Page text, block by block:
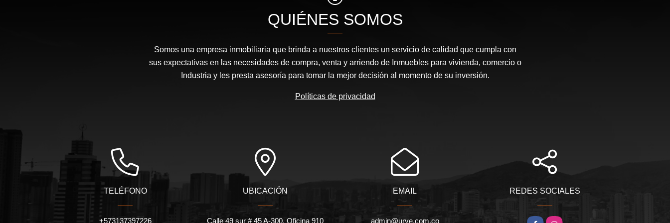
QUIÉNES SOMOS
Somos una empresa inmobiliaria que brinda a nuestros clientes un servicio de calidad que cumpla con
sus expectativas en las necesidades de compra, venta y arriendo de Inmuebles para vivienda, comercio o
Industria y les presta asesoría para tomar la mejor decisión al momento de su inversión.
Políticas de privacidad
TELÉFONO
+573137397226
UBICACIÓN
Calle 49 sur # 45 A-300. Oficina 910
EMAIL
admin@urve.com.co
REDES SOCIALES